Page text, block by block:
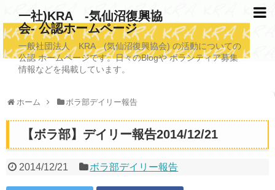
一社)KRA -気仙沼復興協
会- 公認ホームページ
一般社団法人 KRA (気仙沼復興協会) の活動についての
公認 ホームページです。日々のBlogや ボランティア募集
情報などを掲載しています。
ホーム ボラ部デイリー報告
【ボラ部】デイリー報告2014/12/21
2014/12/21 ボラ部デイリー報告
TOPページ
KRAについて
写真救済事業
福祉事業